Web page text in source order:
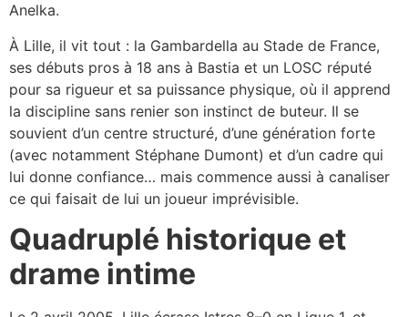
Anelka.​
À Lille, il vit tout : la Gambardella au Stade de France,
ses débuts pros à 18 ans à Bastia et un LOSC réputé
pour sa rigueur et sa puissance physique, où il apprend
la discipline sans renier son instinct de buteur. Il se
souvient d’un centre structuré, d’une génération forte
(avec notamment Stéphane Dumont) et d’un cadre qui
lui donne confiance… mais commence aussi à canaliser
ce qui faisait de lui un joueur imprévisible.​
Quadruplé historique et
drame intime